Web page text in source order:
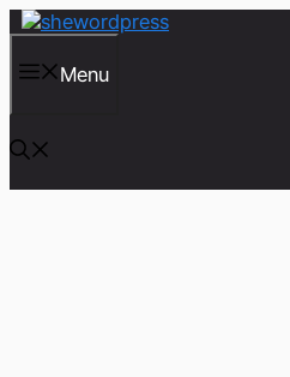
컨
츠
건
너
뛰
기
Menu